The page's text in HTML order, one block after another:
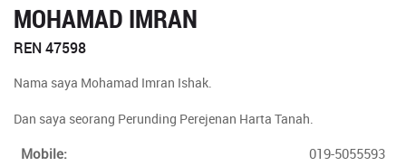
MOHAMAD IMRAN
REN 47598
Nama saya Mohamad Imran Ishak.
Dan saya seorang Perunding Perejenan Harta Tanah.
Mobile:
019-5055593